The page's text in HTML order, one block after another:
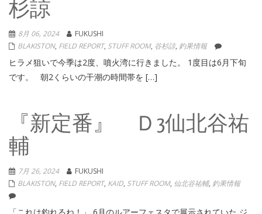
杉諒
8月 06, 2024
FUKUSHI
BLAKISTON, FIELD REPORT, STUFF ROOM, 谷杉諒, 釣果情報
ヒラメ狙いで今季は2度、噴火湾に行きました。 1度目は6月下旬
です。 朝2くらいの干潮の時間帯を […]
『新定番』 Ｄ3仙北谷祐
輔
7月 26, 2024
FUKUSHI
BLAKISTON, FIELD REPORT, KAID, STUFF ROOM, 仙北谷祐輔, 釣果情報